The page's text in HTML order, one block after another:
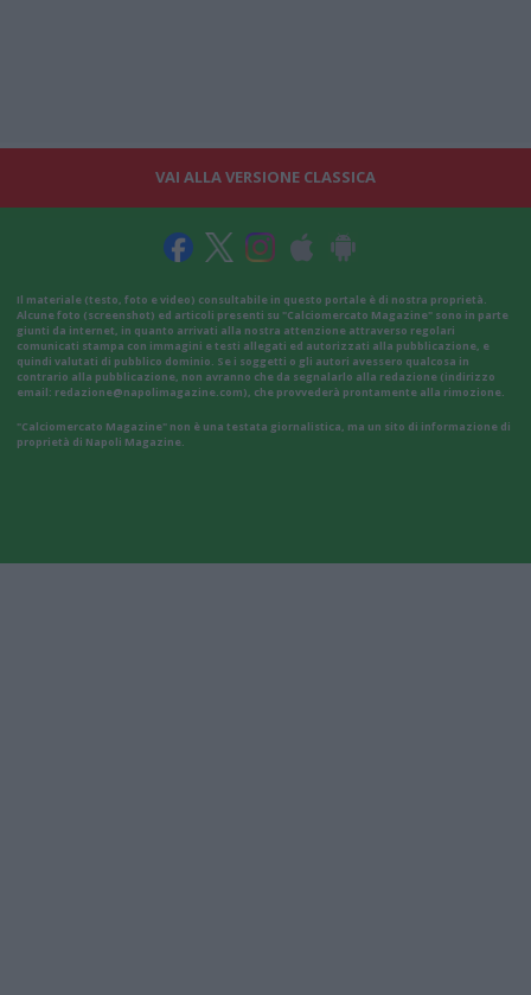
VAI ALLA VERSIONE CLASSICA
Il materiale (testo, foto e video) consultabile in questo portale è di nostra proprietà.
Alcune foto (screenshot) ed articoli presenti su "Calciomercato Magazine" sono in parte
giunti da internet, in quanto arrivati alla nostra attenzione attraverso regolari
comunicati stampa con immagini e testi allegati ed autorizzati alla pubblicazione, e
quindi valutati di pubblico dominio. Se i soggetti o gli autori avessero qualcosa in
contrario alla pubblicazione, non avranno che da segnalarlo alla redazione (indirizzo
email: redazione@napolimagazine.com), che provvederà prontamente alla rimozione.
"Calciomercato Magazine" non è una testata giornalistica, ma un sito di informazione di
proprietà di Napoli Magazine.